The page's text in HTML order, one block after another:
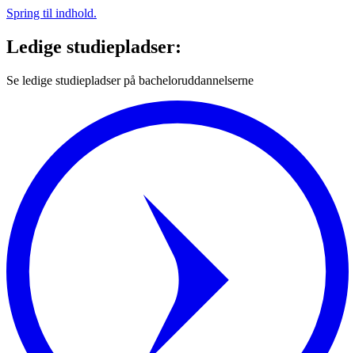
Spring til indhold.
Ledige studiepladser:
Se ledige studiepladser på bacheloruddannelserne